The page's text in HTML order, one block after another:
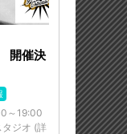
開催決
～19:00
ジオ (詳